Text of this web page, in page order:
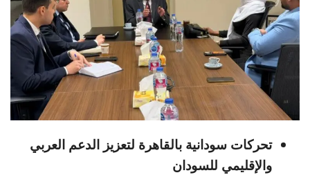
تحركات سودانية بالقاهرة لتعزيز الدعم العربي
والإقليمي للسودان